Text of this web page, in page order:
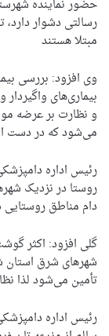
حضور نماینده
مبتلا هستند
وی افزود: بررسی
بیماری‌های
و نظارت بر عرضه
می‌شود که در دست
رئیس اداره
روستا در نزدیک
دام مناطق
گلی افزود: اکثر
شهرهای شرق استان
تأمین می‌شود لذا
رئیس اداره